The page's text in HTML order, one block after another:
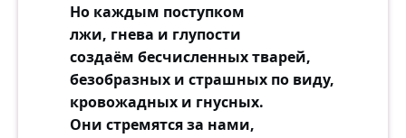
Но каждым поступком
лжи, гнева и глупости
создаём бесчисленных тварей,
безобразных и страшных по виду,
кровожадных и гнусных.
Они стремятся за нами,